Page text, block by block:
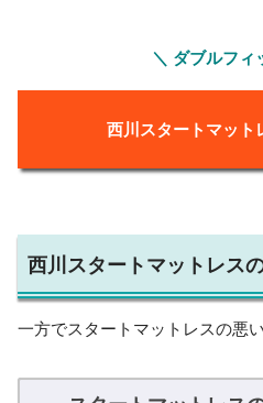
＼ ダブルフィ
西川スタートマット
西川スタートマットレス
一方でスタートマットレスの悪